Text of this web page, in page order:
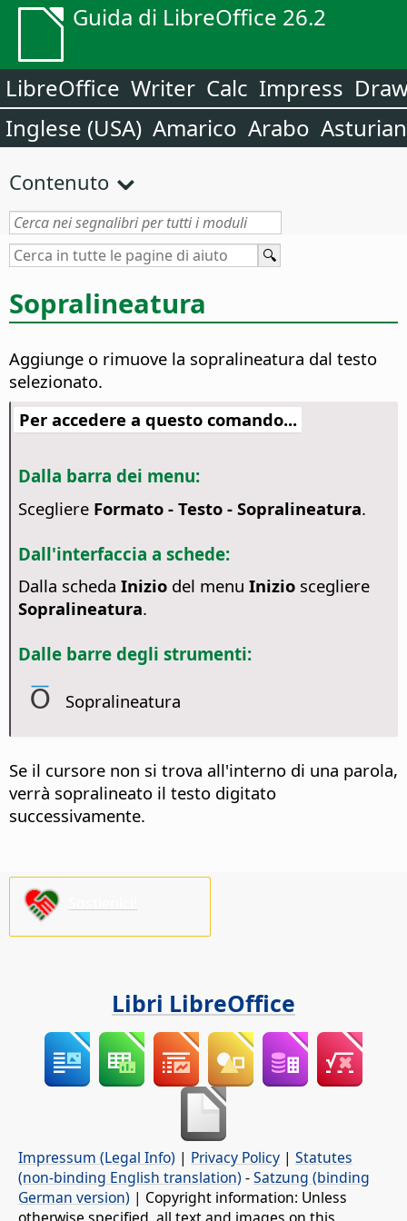
Guida di LibreOffice 26.2
LibreOffice Writer Calc Impress
Inglese (USA) Amarico Arabo
Contenuto
Sopralineatura
Aggiunge o rimuove la sopralineatura dal testo
selezionato.
Per accedere a questo comando...
Dalla barra dei menu:
Scegliere Formato - Testo - Sopralineatura.
Dall'interfaccia a schede:
Dalla scheda Iniziodel menu Inizioscegliere
Sopralineatura.
Dalle barre degli strumenti:
Sopralineatura
Se il cursore non si trova all'interno di una parola,
verrà sopralineato il testo digitato
successivamente.
Libri LibreOffice
Impressum (Legal Info) | Privacy Policy | Statutes
(non-binding English translation) -Satzung (binding
German version) | Copyright information: Unless